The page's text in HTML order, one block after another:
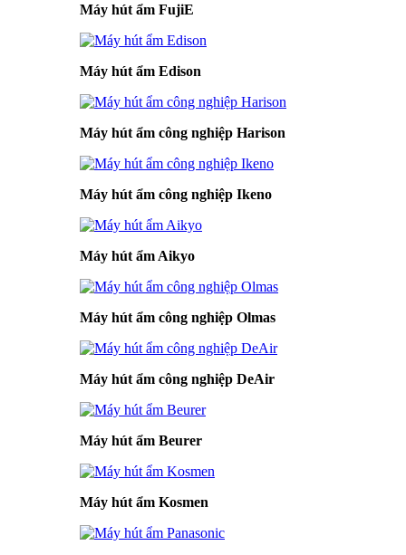
Máy hút ẩm FujiE
Máy hút ẩm Edison
Máy hút ẩm công nghiệp Harison
Máy hút ẩm công nghiệp Ikeno
Máy hút ẩm Aikyo
Máy hút ẩm công nghiệp Olmas
Máy hút ẩm công nghiệp DeAir
Máy hút ẩm Beurer
Máy hút ẩm Kosmen